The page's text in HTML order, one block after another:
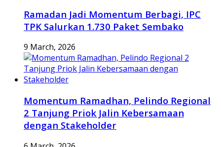
Ramadan Jadi Momentum Berbagi, IPC
TPK Salurkan 1.730 Paket Sembako
9 March, 2026
Momentum Ramadhan, Pelindo Regional
2 Tanjung Priok Jalin Kebersamaan
dengan Stakeholder